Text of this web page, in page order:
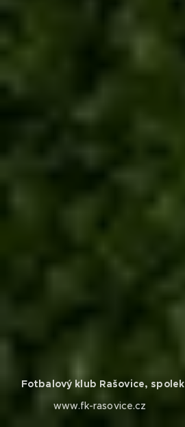
Fotbalový klub Rašovice, spolek
www.fk-rasovice.cz